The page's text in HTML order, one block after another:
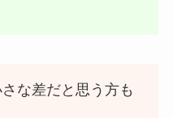
な差だと思う方も